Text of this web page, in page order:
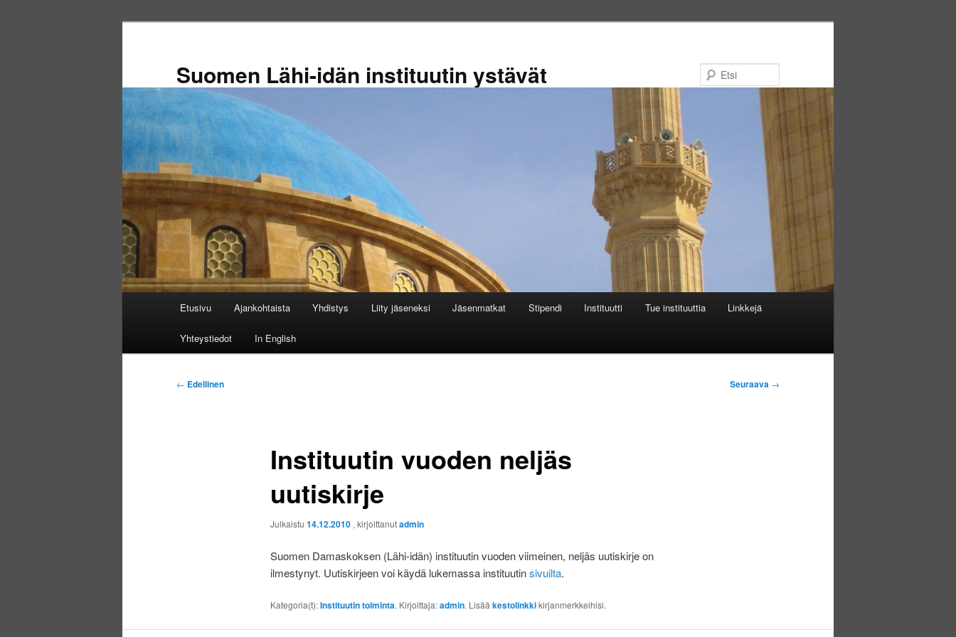
Suomen Lähi-idän instituutin ystävät
Etusivu Ajankohtaista Yhdistys Liity jäseneksi Jäsenmatkat Stipendi Instituutti Tue instituuttia Linkkejä
Yhteystiedot In English
Artikkelien
← Edellinen Seuraava →
Instituutin vuoden neljäs
uutiskirje
Julkaistu 14.12.2010 , kirjoittanutadmin
Suomen Damaskoksen (Lähi-idän) instituutin vuoden viimeinen, neljäs uutiskirje on
ilmestynyt. Uutiskirjeen voi käydä lukemassa instituutinsivuilta.
Kategoria(t):Instituutin toiminta. Kirjoittaja:admin. Lisää kestolinkkikirjanmerkkeihisi.